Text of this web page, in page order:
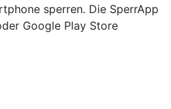
sperren. Die SperrApp
Google Play Store